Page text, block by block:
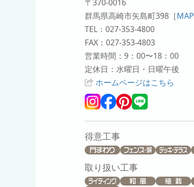
〒370-0016
群馬県高崎市矢島町398 ［MAP
TEL：027-353-4800
FAX：027-353-4803
営業時間：9：00〜18：00
定休日：水曜日・日曜午後
ホームページはこちら
得意工事
取り扱い工事